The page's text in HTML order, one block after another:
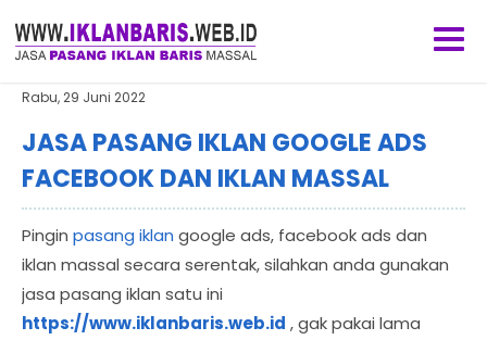
Rabu, 29 Juni 2022
JASA PASANG IKLAN GOOGLE ADS
FACEBOOK DAN IKLAN MASSAL
Pingin pasang iklan google ads, facebook ads dan
iklan massal secara serentak, silahkan anda gunakan
jasa pasang iklan satu ini
https://www.iklanbaris.web.id , gak pakai lama